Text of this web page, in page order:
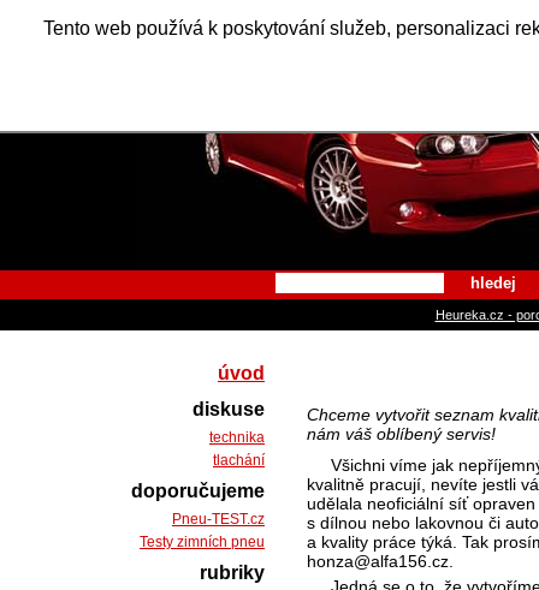
Tento web používá k poskytování služeb, personalizaci
Alfa
hledej
Heureka.cz -
Chceme vytvořit seznam
nám váš oblíbený servis!
Všichni víme jak
kvalitně pracují, nevíte jestli
udělala neoficiální síť
s dílnou nebo lakovnou či
a kvality práce týká. Tak
honza@alfa156.cz.
úvod
diskuse
technika
tlachání
doporučujeme
Pneu-TEST.cz
Testy zimních pneu
rubriky